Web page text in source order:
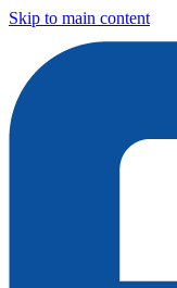
Skip to main content